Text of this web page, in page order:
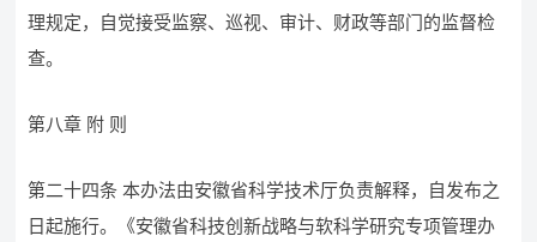
理规定，自觉接受监察、巡视、审计、财政等部门的监督检
查。
第八章 附 则
第二十四条 本办法由安徽省科学技术厅负责解释，自发布之
日起施行。《安徽省科技创新战略与软科学研究专项管理办